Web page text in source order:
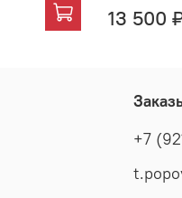
13 500
+7